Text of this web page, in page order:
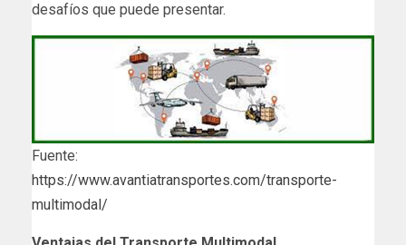
desafíos que puede presentar.
Fuente:
https://www.avantiatransportes.com/transporte-
multimodal/